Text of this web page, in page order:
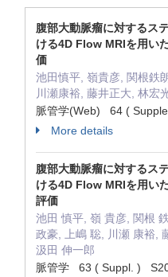
腹部大動脈瘤に対するス
ける4D Flow MRIを用い
価
池田慎平, 嶺貴彦, 関根鉄
川瀬康裕, 藤井正大, 林宏
脈管学(Web) 64 (
More details
腹部大動脈瘤に対するス
ける4D Flow MRIを用い
評価
池田 慎平, 嶺 貴彦, 関根
政豪, 上嶋 聡, 川瀬 康裕,
汲田 伸一郎
脈管学 63 ( Suppl. )